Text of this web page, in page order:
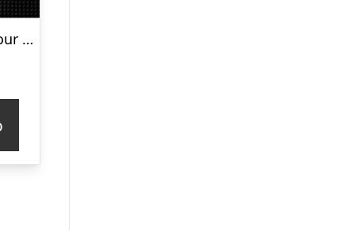
Karl Lagerfeld Pour Homme Eau de Toilette Spray 100ml